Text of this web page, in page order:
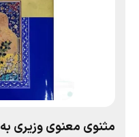
مثنوی معنوی وزیری